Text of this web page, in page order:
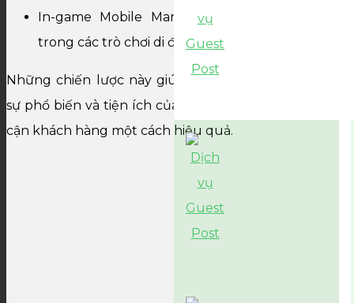
In-game Mobile Marketing: Tiếp thị trực tiếp
trong các trò chơi di động.
Những chiến lược này giúp doanh nghiệp tận dụng
sự phổ biến và tiện ích của điện thoại di động để tiếp
cận khách hàng một cách hiệu quả.